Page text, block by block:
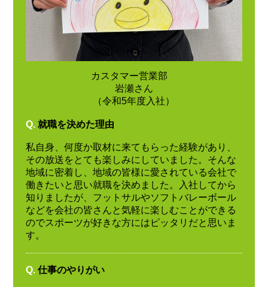
カスタマー営業部
岩瀬さん
（令和5年度入社）
Q. 就職を決めた理由
私自身、何度か取材に来てもらった経験があり、
その放送をとても楽しみにしていました。そんな
地域に密着し、地域の皆様に愛されている会社で
働きたいと思い就職を決めました。入社してから
知りましたが、フットサルやソフトバレーボール
などを会社の皆さんと気軽に楽しむことができる
のでスポーツが好きな方にはピッタリだと思いま
す。
Q. 仕事のやりがい